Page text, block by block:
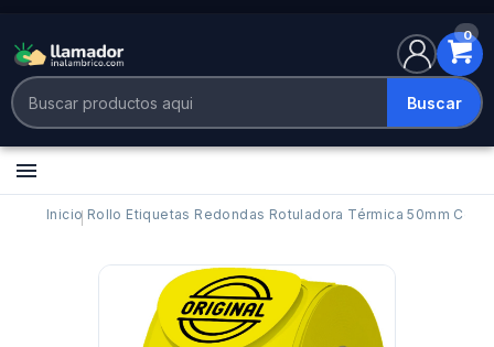
Buscar
0

Inicio Rollo Etiquetas Redondas Rotuladora Térmica 50mm